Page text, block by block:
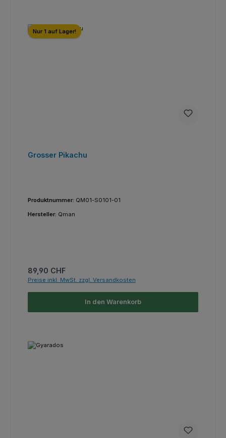
Nur 1 auf Lager!
Grosser Pikachu
Produktnummer: QM01-S0101-01
Hersteller: Qman
Regulärer Preis:
89,90 CHF
Preise inkl. MwSt. zzgl. Versandkosten
In den Warenkorb